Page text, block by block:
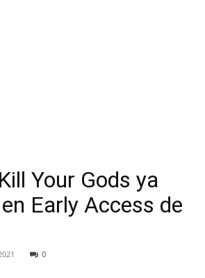
Your Gods ya
Early Access de
0